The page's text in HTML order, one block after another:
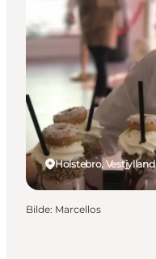
Byer og steder
Inspirasjon
Events
Overnatting
Planlegg ferien
Holstebro, Vestjylland
Bilde: Marcellos